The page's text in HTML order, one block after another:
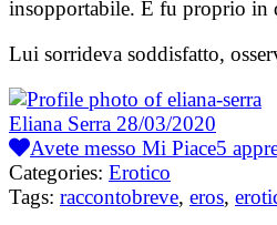
insopportabile. E fu proprio in
Lui sorrideva soddisfatto,
Eliana Serra 28/03/2020
Avete messo Mi Piace5
Categories: Erotico
Tags: raccontobreve, eros,